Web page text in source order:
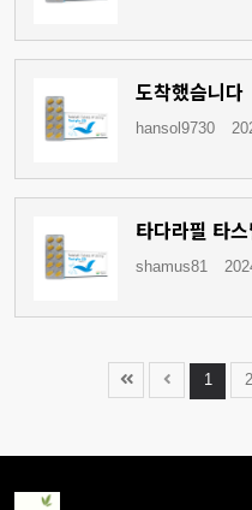
도착했슴니다
hansol9730
타다라필 타
shamus81
1 2